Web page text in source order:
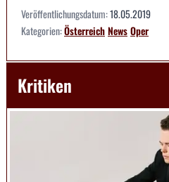
Veröffentlichungsdatum:18.05.2019
Kategorien:ÖsterreichNewsOper
Kritiken